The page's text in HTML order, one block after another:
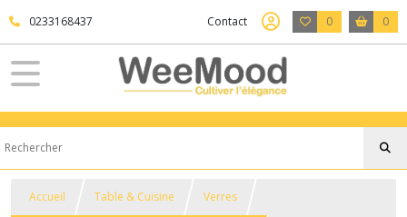
0233168437 Contact 0 0
Accueil Table & Cuisine Verres